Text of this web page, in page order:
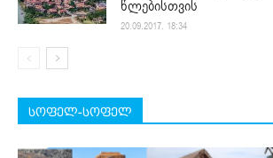
წლებისთვის
20.09.2017. 18:34
სოფელ-სოფელ